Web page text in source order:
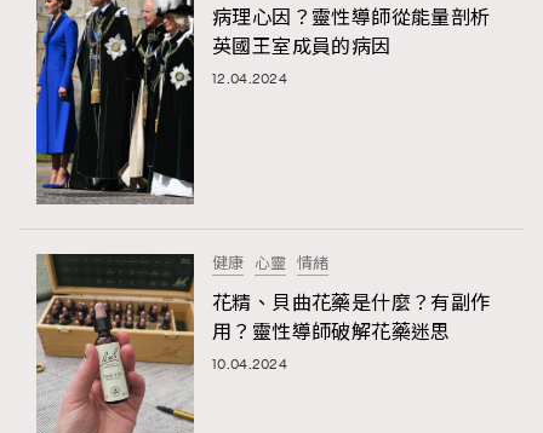
病理心因？靈性導師從能量剖析
英國王室成員的病因
12.04.2024
健康 心靈 情緒
花精、貝曲花藥是什麼？有副作
用？靈性導師破解花藥迷思
10.04.2024